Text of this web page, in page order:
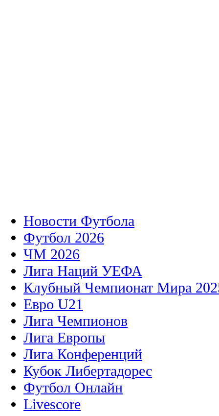
Новости Футбола
Футбол 2026
ЧМ 2026
Лига Наций УЕФА
Клубный Чемпионат Мира
Евро U21
Лига Чемпионов
Лига Европы
Лига Конференций
Кубок Либертадорес
Футбол Онлайн
Livescore